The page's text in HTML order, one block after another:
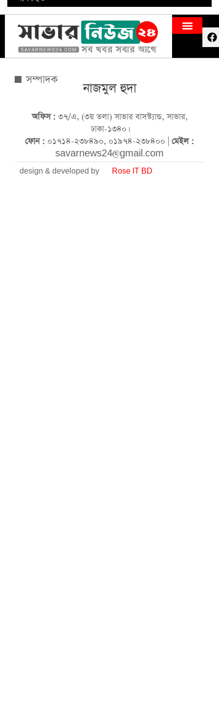
সম্পাদক
নাজমুল হুদা
অফিস : ৩৭/এ, (৩য় তলা) সাভার বাসস্ট্যান্ড, সাভার,
ঢাকা-১৩৪০।
ফোন : ০১৭১৪-২৩৮৪৯০, ০১৯৭৪-২৩৮৪০০ | মেইল :
savarnews24@gmail.com
design & developed by Rose IT BD